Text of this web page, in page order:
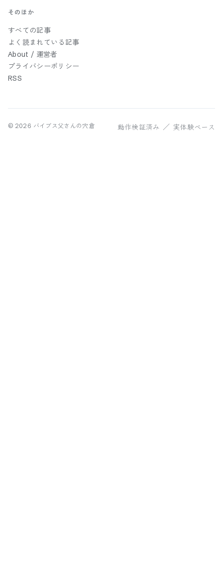
そのほか
すべての記事
よく読まれている記事
About / 運営者
プライバシーポリシー
RSS
© 2026 バイブス父さんの穴倉 動作検証済み ／ 実体験ベース